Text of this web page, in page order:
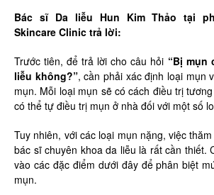
Bác sĩ Da liễu Hun Kim Thảo tại
Skincare Clinic trả lời:
Trước tiên, để trả lời cho câu hỏi “Bị mụn
liễu không?”, cần phải xác định loại mụn
mụn. Mỗi loại mụn sẽ có cách điều trị
có thể tự điều trị mụn ở nhà đối với một số
Tuy nhiên, với các loại mụn nặng, việc
bác sĩ chuyên khoa da liễu là rất cần thiết.
vào các đặc điểm dưới đây để phân biệt
mụn.